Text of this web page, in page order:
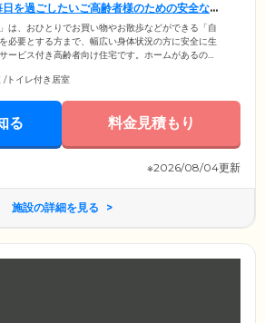
を過ごしたいご高齢者様のための安全な住
は、おひとりでお買い物やお散歩などができる「自
必要とする方まで、幅広い身体状況の方に安全に生
ービス付き高齢者向け住宅です。ホームがあるの
社」や「空堀川」など、自然豊かな散策スポットが
間365日常駐し、みなさまの生活全般の幅広いサポー
いう時には夜間でもすぐに駆けつけて対応いたしま
/トイレ付き居室
る 料金見積もり
※2026/08/04更新
施設の詳細を見る